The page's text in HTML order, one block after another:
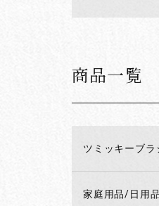
商品一覧
ツミッキーブラ
家庭用品/日用品